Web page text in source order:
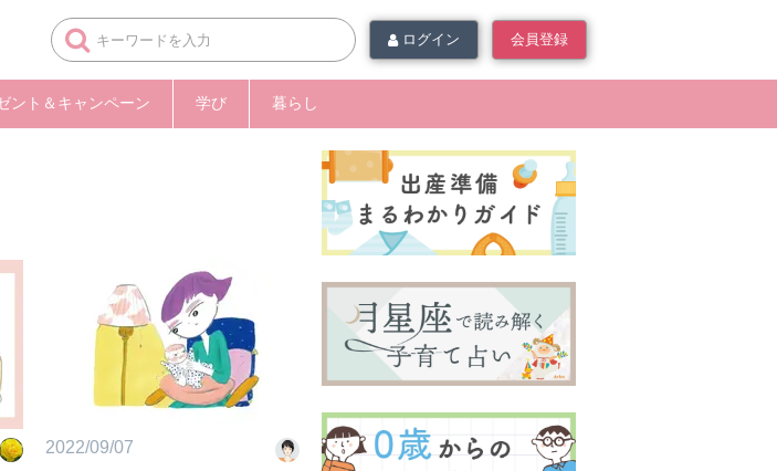
ログイン 会員登録
ント＆キャンペーン 学び 暮らし
2022/09/07